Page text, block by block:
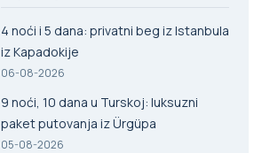
4 noći i 5 dana: privatni beg iz Istanbula
iz Kapadokije
06-08-2026
9 noći, 10 dana u Turskoj: luksuzni
paket putovanja iz Ürgüpa
05-08-2026